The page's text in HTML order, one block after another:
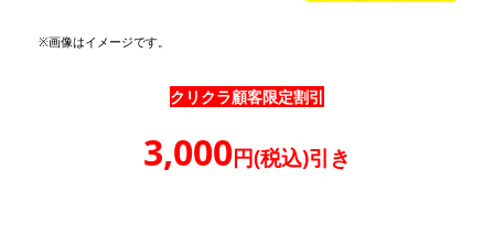
※画像はイメージです。
クリクラ顧客限定割引
3,000円(税込)引き